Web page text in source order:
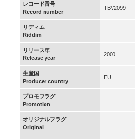
レコード番号
Record number
TBV2099
リディム
Riddim
リリース年
Release year
2000
生産国
Producer country
EU
プロモフラグ
Promotion
オリジナルフラグ
Original